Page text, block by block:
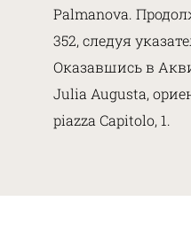
Palmanova.
352, следуя
Оказавшись в
Julia Augusta,
piazza Capitolo, 1.